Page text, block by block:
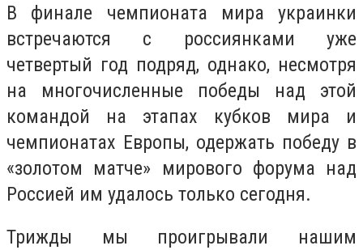
В финале чемпионата мира украинки
встречаются с россиянками уже
четвертый год подряд, однако, несмотря
на многочисленные победы над этой
командой на этапах кубков мира и
чемпионатах Европы, одержать победу в
«золотом матче» мирового форума над
Россией им удалось только сегодня.
Трижды мы проигрывали нашим